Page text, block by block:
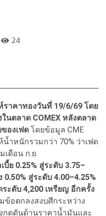
24
ราคาทองวันที่ 19/6/69 โดย
นตลาด COMEX หลังตลาด
องเฟด โดยข้อมูล CME
าหนักรวมกว่า 70% ว่าเฟด
เดือน ก.ย.
ย 0.25% สู่ระดับ 3.75–
สู่ระดับ 4.00–4.25%
ะดับ 4,200 เหรียญ อีกครั้ง
ข้อตกลงสงบศึกระหว่าง
กดดันด้านราคานํ้ามันและ